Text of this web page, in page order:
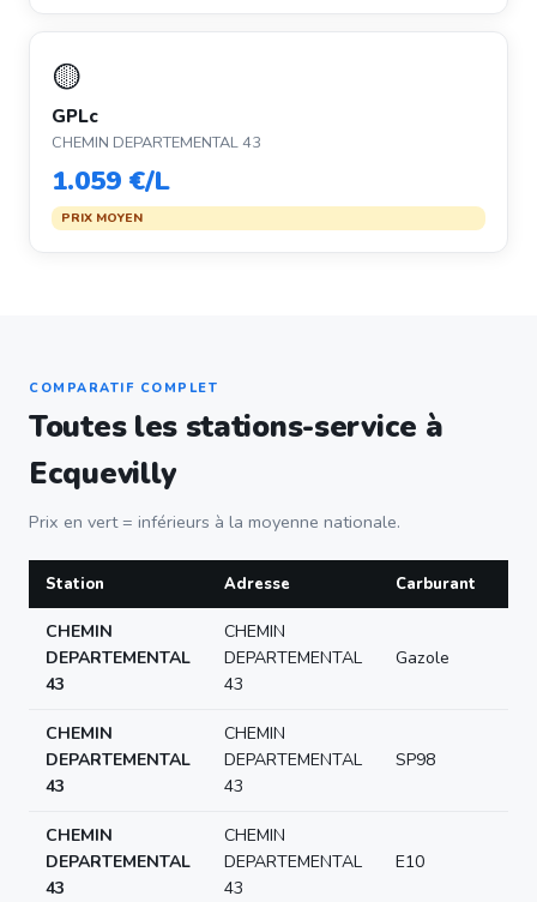
🟡
GPLc
CHEMIN DEPARTEMENTAL 43
1.059 €/L
PRIX MOYEN
COMPARATIF COMPLET
Toutes les stations-service à
Ecquevilly
Prix en vert = inférieurs à la moyenne nationale.
Station Adresse Carburant
CHEMIN
DEPARTEMENTAL
43
CHEMIN
DEPARTEMENTAL
43
Gazole
CHEMIN
DEPARTEMENTAL
43
CHEMIN
DEPARTEMENTAL
43
SP98
CHEMIN
DEPARTEMENTAL
43
CHEMIN
DEPARTEMENTAL
43
E10